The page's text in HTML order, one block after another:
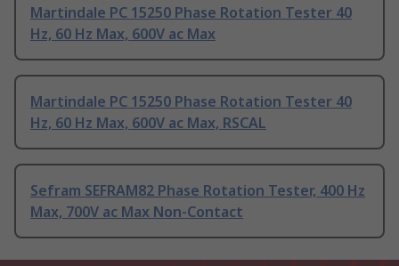
Martindale PC 15250 Phase Rotation Tester 40
Hz, 60 Hz Max, 600V ac Max
Martindale PC 15250 Phase Rotation Tester 40
Hz, 60 Hz Max, 600V ac Max, RSCAL
Sefram SEFRAM82 Phase Rotation Tester, 400 Hz
Max, 700V ac Max Non-Contact